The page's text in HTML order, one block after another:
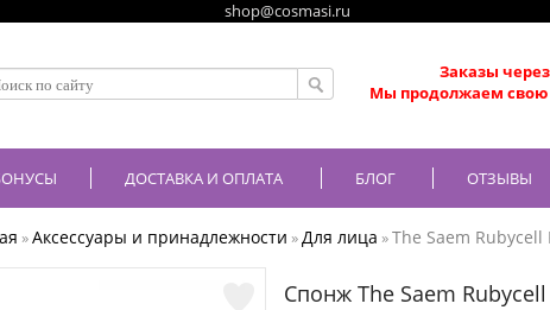
shop@cosmasi.ru
Заказы
Мы продолжаем свою
ДОСТАВКА И ОПЛАТА БЛОГ ОТЗЫВЫ
»Аксессуары и принадлежности »Для лица »The Saem Rubycell
Спонж The Saem